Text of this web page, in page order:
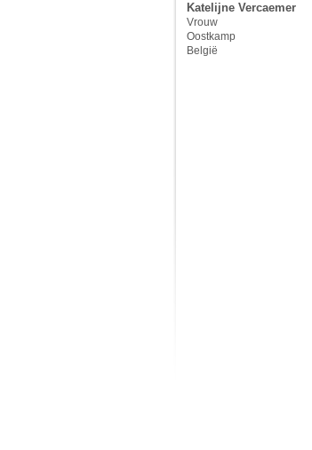
Katelijne Vercaemer
Vrouw
Oostkamp
België